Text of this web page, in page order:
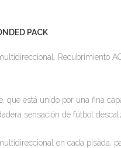
PACK
Recubrimiento
que está unido por una fina
sensación de fútbol
en cada pisada,